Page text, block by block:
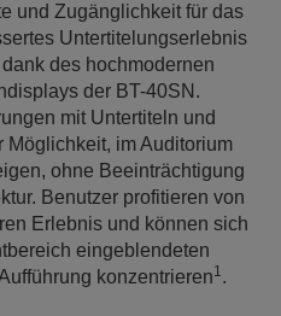
und Zugänglichkeit für das
Untertitelungserlebnis
des hochmodernen
der BT-40SN.
mit Untertiteln und
Möglichkeit, im Auditorium
ohne Beeinträchtigung
Benutzer profitieren von
Erlebnis und können sich
eingeblendeten
konzentrieren1.